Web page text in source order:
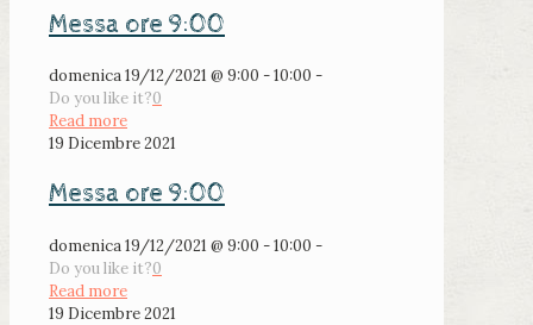
Messa ore 9:00
domenica 19/12/2021 @ 9:00 - 10:00 -
Do you like it?0
Read more
19 Dicembre 2021
Messa ore 9:00
domenica 19/12/2021 @ 9:00 - 10:00 -
Do you like it?0
Read more
19 Dicembre 2021